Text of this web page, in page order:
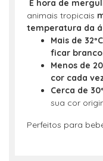
É hora de
animais tropicais
temperatura da
Mais de
ficar
Menos de
cor cada
Cerca de
sua cor
Perfeitos para